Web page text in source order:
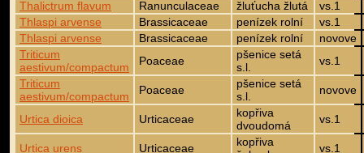
Thalictrum flavum
Ranunculaceae žluťucha žlutá
vs.1
Thlaspi arvense
Brassicaceae penízek rolní
vs.1
Thlaspi arvense
Brassicaceae penízek rolní
novove
Triticum
aestivum/compactum
Poaceae
pšenice setá
s.l.
vs.1
Triticum
aestivum/compactum
Poaceae
pšenice setá
s.l.
novove
Urtica dioica Urticaceae
kopřiva
dvoudomá
vs.1
Urtica urens Urticaceae
kopřiva
vs.1